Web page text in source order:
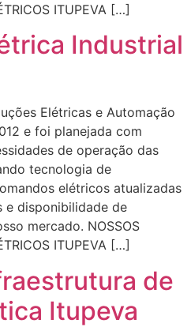
ITUPEVA […]
Industrial
Elétricas e Automação
e foi planejada com
de operação das
tecnologia de
elétricos atualizadas
e disponibilidade de
mercado. NOSSOS
ITUPEVA […]
de
Itupeva